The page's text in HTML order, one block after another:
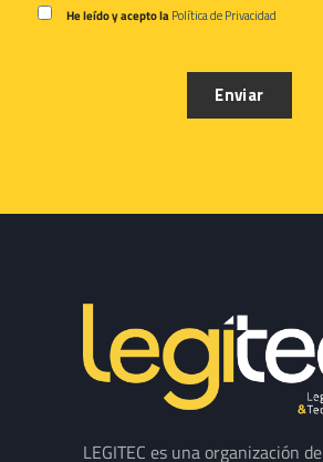
He leído y acepto laPolítica de Privacidad
LEGITEC es una organización de